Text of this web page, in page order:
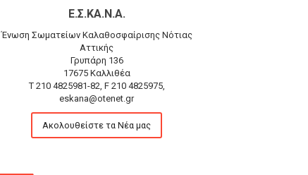
Ε.Σ.ΚΑ.Ν.Α.
Ένωση Σωματείων Καλαθοσφαίρισης Νότιας
Αττικής
Γρυπάρη 136
17675 Καλλιθέα
T 210 4825981-82, F 210 4825975,
eskana@otenet.gr
Ακολουθείστε τα Νέα μας